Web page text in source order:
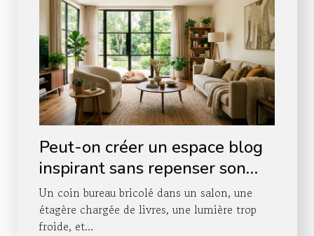
Peut-on créer un espace blog
inspirant sans repenser son
agencement intérieur ?
Un coin bureau bricolé dans un salon, une
étagère chargée de livres, une lumière trop
froide, et...